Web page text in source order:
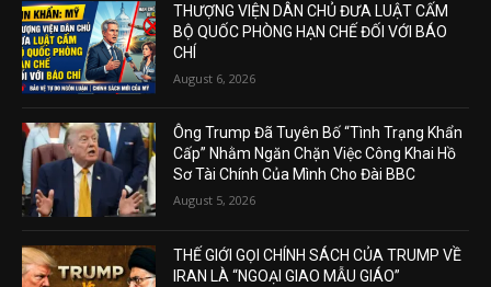
THƯỢNG VIỆN DÂN CHỦ ĐƯA LUẬT CẤM
BỘ QUỐC PHÒNG HẠN CHẾ ĐỐI VỚI BÁO
CHÍ
August 6, 2026
Ông Trump Đã Tuyên Bố “Tình Trạng Khẩn
Cấp” Nhằm Ngăn Chặn Việc Công Khai Hồ
Sơ Tài Chính Của Mình Cho Đài BBC
August 5, 2026
THẾ GIỚI GỌI CHÍNH SÁCH CỦA TRUMP VỀ
IRAN LÀ “NGOẠI GIAO MẪU GIÁO”